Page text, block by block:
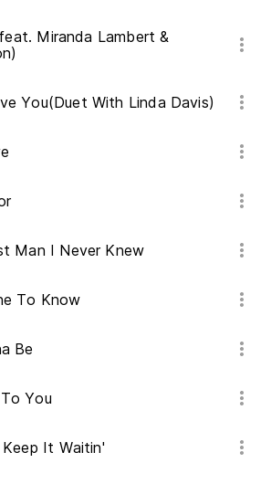
Miranda Lambert &
You(Duet With Linda Davis)
Man I Never Knew
To Know
Be
You
It Waitin'